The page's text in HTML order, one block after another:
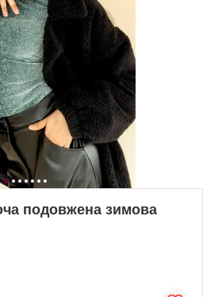
подовжена зимова